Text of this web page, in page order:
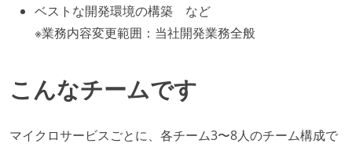
ベストな開発環境の構築 など
※業務内容変更範囲：当社開発業務全般
こんなチームです
マイクロサービスごとに、各チーム3〜8人のチーム構成で